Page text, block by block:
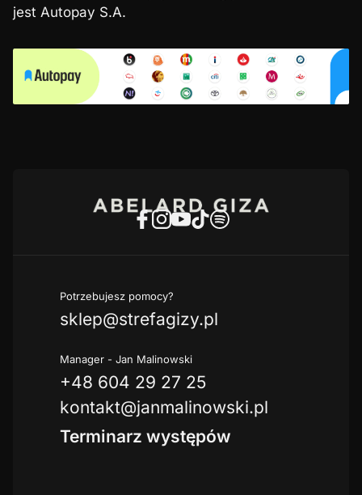
jest Autopay S.A.
Terminarz występów
Potrzebujesz pomocy?
sklep@strefagizy.pl
Manager - Jan Malinowski
+48 604 29 27 25
kontakt@janmalinowski.pl